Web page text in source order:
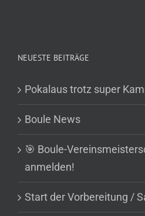
NEUESTE BEITRÄGE
Pokalaus trotz super
Boule News
🎯 Boule-
anmelden!
Start der Vorbereitung /